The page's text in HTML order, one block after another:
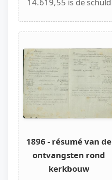
1896 - résumé van de
ontvangsten rond
kerkbouw